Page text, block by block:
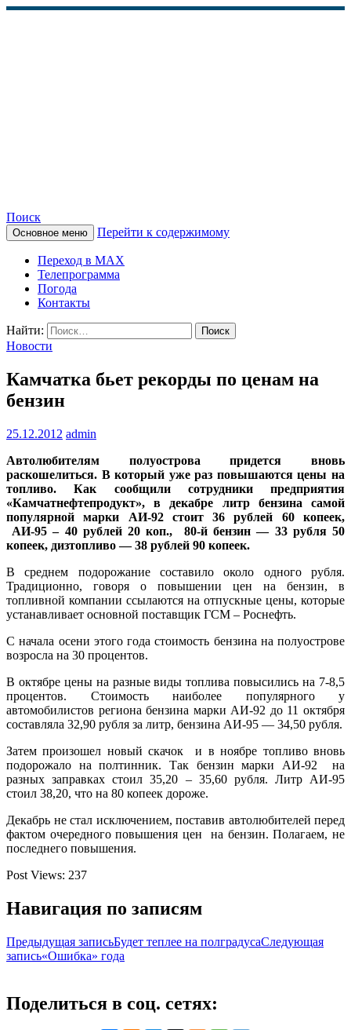
КАМЧАТСКОЕ
ИНФОРМАЦИОННОЕ
АГЕНТСТВО (КИА
«ВЕСТИ»)
Поиск
Основное меню Перейти к содержимому
Переход в MAX
Телепрограмма
Погода
Контакты
Найти:
Новости
Камчатка бьет рекорды по ценам на
бензин
25.12.2012 admin
Автолюбителям полуострова придется вновь
раскошелиться. В который уже раз повышаются цены на
топливо. Как сообщили сотрудники предприятия
«Камчатнефтепродукт», в декабре литр бензина самой
популярной марки АИ-92 стоит 36 рублей 60 копеек,
АИ-95 – 40 рублей 20 коп., 80-й бензин — 33 рубля 50
копеек, дизтопливо — 38 рублей 90 копеек.
В среднем подорожание составило около одного рубля.
Традиционно, говоря о повышении цен на бензин, в
топливной компании ссылаются на отпускные цены, которые
устанавливает основной поставщик ГСМ – Роснефть.
С начала осени этого года стоимость бензина на полуострове
возросла на 30 процентов.
В октябре цены на разные виды топлива повысились на 7-8,5
процентов. Стоимость наиболее популярного у
автомобилистов региона бензина марки АИ-92 до 11 октября
составляла 32,90 рубля за литр, бензина АИ-95 — 34,50 рубля.
Затем произошел новый скачок и в ноябре топливо вновь
подорожало на полтинник. Так бензин марки АИ-92 на
разных заправках стоил 35,20 – 35,60 рубля. Литр АИ-95
стоил 38,20, что на 80 копеек дороже.
Декабрь не стал исключением, поставив автолюбителей перед
фактом очередного повышения цен на бензин. Полагаем, не
последнего повышения.
Post Views: 237
Навигация по записям
Предыдущая записьБудет теплее на полградусаСледующая
запись«Ошибка» года
Поделиться в соц. сетях: